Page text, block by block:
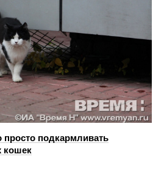
просто подкармливать
кошек